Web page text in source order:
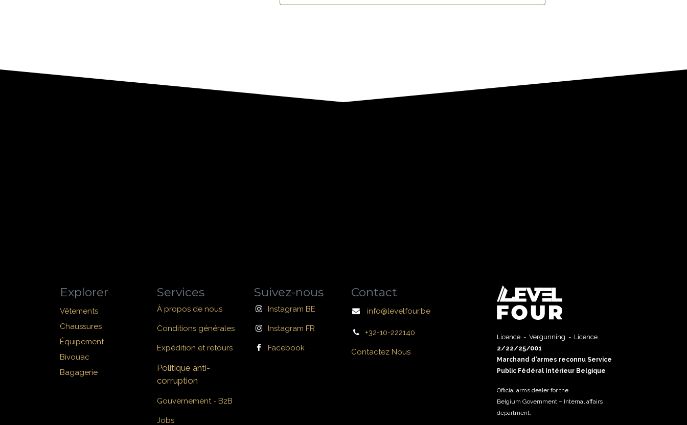
Explorer
Vêtements
Chaussures
Équipement
Bivouac
Bagagerie
Services
À propos de nous
Conditions générales
Expédition et retours
Politique anti-
corruption
Gouvernement - B2B
Jobs
Suivez-nous
Instagram BE
Instagram FR
Facebook
Contact
info@levelfour.be
+32-10-222140
Contactez Nous
Licence - Vergunning - Licence
2/22/25/001
Marchand d’armes reconnu Service
Public Fédéral Intérieur Belgique
Official arms dealer for the
Belgium Government – Internal affairs
department.